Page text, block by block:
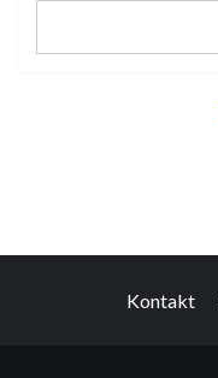
Kontakt